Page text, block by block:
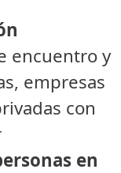
encuentro y
empresas
con
en